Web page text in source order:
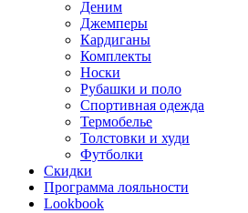
Деним
Джемперы
Кардиганы
Комплекты
Носки
Рубашки и поло
Спортивная одежда
Термобелье
Толстовки и худи
Футболки
Скидки
Программа лояльности
Lookbook